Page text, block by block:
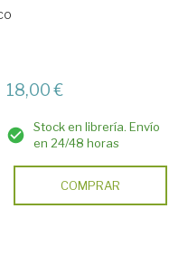
18,00 €
Stock en librería. Envío
en 24/48 horas
COMPRAR